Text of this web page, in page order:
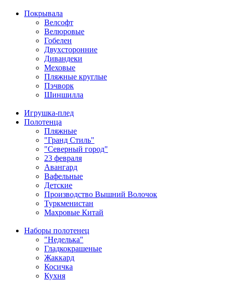
Покрывала
Велсофт
Велюровые
Гобелен
Двухсторонние
Дивандеки
Меховые
Пляжные круглые
Пэчворк
Шиншилла
Игрушка-плед
Полотенца
Пляжные
"Гранд Стиль"
"Северный город"
23 февраля
Авангард
Вафельные
Детские
Производство Вышний Волочок
Туркменистан
Махровые Китай
Наборы полотенец
"Неделька"
Гладкокрашеные
Жаккард
Косичка
Кухня